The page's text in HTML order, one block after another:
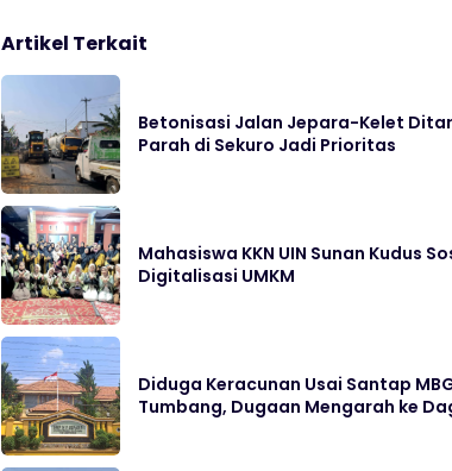
Artikel Terkait
Betonisasi Jalan Jepara-Kelet
Parah di Sekuro Jadi Prioritas
Mahasiswa KKN UIN Sunan Kudus
Digitalisasi UMKM
Diduga Keracunan Usai Santap
Tumbang, Dugaan Mengarah ke